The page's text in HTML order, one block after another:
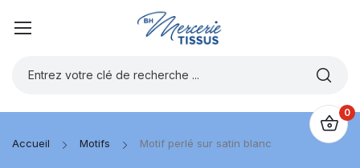
0
Accueil Motifs Motif perlé sur satin blanc